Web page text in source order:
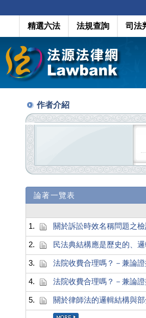
精選六法 法規查詢 司法
作者介紹
論著一覽表
1.
關於訴訟時效名稱問題之
2. 民法典結構應是歷史的、
3. 法院收費合理嗎？－兼論
4. 法院收費合理嗎？－兼論
5. 關於律師法的邏輯結構與